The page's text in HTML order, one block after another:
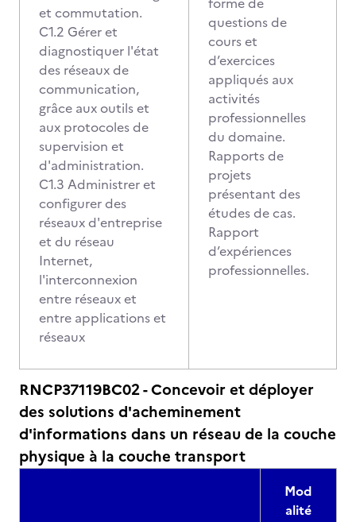
et commutation.
C1.2 Gérer et
diagnostiquer l'état
des réseaux de
communication,
grâce aux outils et
aux protocoles de
supervision et
d'administration.
C1.3 Administrer et
configurer des
réseaux d'entreprise
et du réseau
Internet,
l'interconnexion
entre réseaux et
entre applications et
réseaux
questions de
cours et
d’exercices
appliqués aux
activités
professionnelles
du domaine.
Rapports de
projets
présentant des
études de cas.
Rapport
d’expériences
professionnelles.
RNCP37119BC02 - Concevoir et déployer
des solutions d'acheminement
d'informations dans un réseau de la couche
physique à la couche transport
Mod
alité